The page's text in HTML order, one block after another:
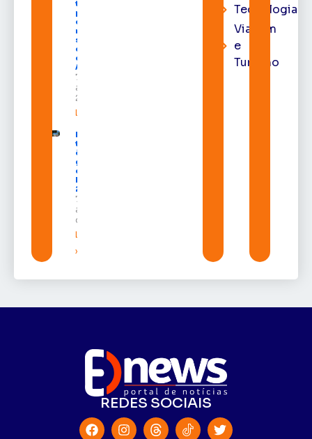
toma
posse
como
membro
substituto
do Pleno
do TRE-
AP
7 de
agosto de
2026
Leia mais »
Macapá
terá
ônibus
gratuitos
durante a
Expofeira
2026
7 de
agosto
de 2026
Leia mais
»
Tecnologia
Viagem
e
Turismo
REDES SOCIAIS